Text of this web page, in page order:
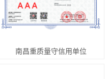
南昌重质量守信用单位